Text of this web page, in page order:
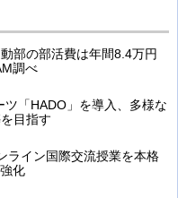
部の部活費は年間8.4万円
調べ
「HADO」を導入、多様な
目指す
ライン国際交流授業を本格
化